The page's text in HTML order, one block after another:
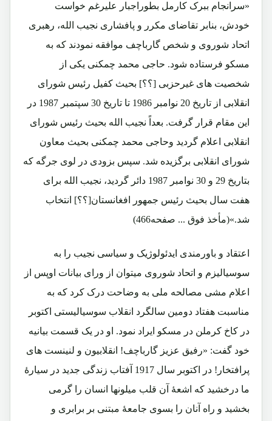
«سرانجام ببرک کارمل بطوراجبار علیرغم خواست
خودش، بنابر تقاضای مکرر و پافشاری نجیب الله، رهبری
اتحاد شوروی و شخص گارباچف موافقه نمودند که به
مسکو فرستاده شود. حاجی محمد چمکنی یکی از
شخصیت های غیرحزبی [؟؟] بحیث کفیل رئیس شورای
انقلابی از تاریخ 20 نوامبر 1986 تا تاریخ 30 سپتمبر 1987 در
این مقام قرار گرفت. بعداً نجیب الله بحیث رئیس شورای
انقلابی اعلام گردید وحاجی محمد چمکنی بحیث معاون
شورای انقلابی برگزیده شد. سپس بزودی در لوی جرگه که
بتاریخ 29 و 30 نوامبر 1987 دائر گردید، نجیب الله برای
هفت سال بحیث رئیس جمهور افغانستان[؟؟] انتخاب
شد.»(مأخذ فوق ... صفحه466)
اعتقاد و باورمندی ایدئولوژیک و سیاسی نجیب را به
سوسیالیزم و اتحاد شوروی میتوان از ورای بیانات اوپس از
اعلام مشی مصالحه ملی به وضاحت درک کرد که به
مناسبت هفتاد دومین سالگرد انقلاب سوسیالیستی اکتوبر
در کاخ کرملن در مسکو ایراد نمود. او در یک قسمت بیانیه
خود گفت: «رفیق عزیز گارباچف! انقلابیون و لنینست های
پرافتخار! در اکتوبر سال 1917 آفتاب زندگی جدید در سیارۀ
ما درخشید که اشعۀ آن قلب میلونها انسان را گرمی
بخشید و راه آنان را بسوی جامعۀ مبتنی بر برابری و